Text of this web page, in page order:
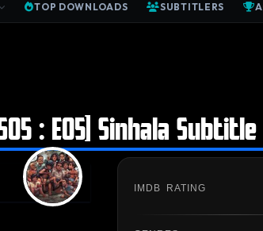
TOP DOWNLOADS SUBTITLERS
: E05] Sinhala Subtitle
IMDB RATING